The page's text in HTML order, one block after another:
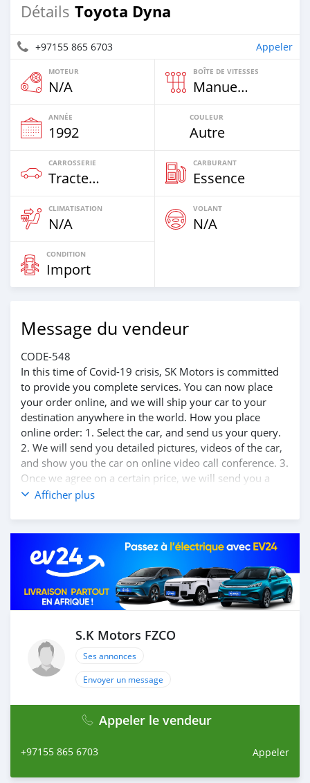
Détails Toyota Dyna
+97155 865 6703 Appeler
MOTEUR
N/A
BOÎTE DE VITESSES
Manuelle
ANNÉE
1992
COULEUR
Autre
CARROSSERIE
Tracteurs Pour Semi‒remorques
CARBURANT
Essence
CLIMATISATION
N/A
VOLANT
N/A
CONDITION
Import
Message du vendeur
CODE-548
In this time of Covid-19 crisis, SK Motors is committed
to provide you complete services. You can now place
your order online, and we will ship your car to your
destination anywhere in the world. How you place
online order: 1. Select the car, and send us your query.
2. We will send you detailed pictures, videos of the car,
and show you the car on online video call conference. 3.
Once we agree on a certain price, we will send you a
proforma invoice for the banking transaction. 4. After
load your car towards your destination. 5. Post loading
your car, we send you the BL copy confirmation. 6.
Once you receive your car, you confirm us, and we are
done with the process. We are taking these steps to
ensure that our clients do not have to Travel. And please
note, SK Motors is one of the leading car exporters in
satisfaction. We are always here, to help you, and guide
you towards the
Afficher plus
S.K Motors FZCO
Ses annonces
Envoyer un message
Appeler le vendeur
+97155 865 6703 Appeler